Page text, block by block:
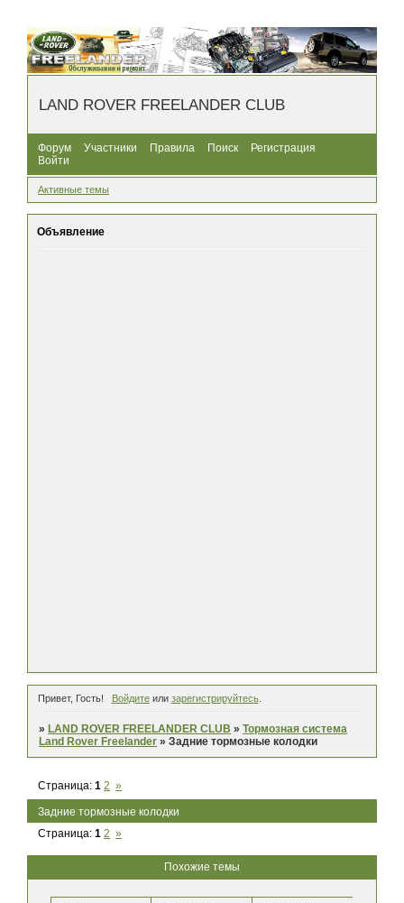
LAND ROVER FREELANDER CLUB
Форум Участники Правила Поиск
Регистрация
Войти
Активные темы
Объявление
Привет, Гость! Войдитеили зарегистрируйтесь.
» LAND ROVER FREELANDER CLUB »Тормозная система
Land Rover Freelander »Задние тормозные колодки
Задние тормозные колодки
Страница:1 2 »
Страница:1 2 »
Похожие темы